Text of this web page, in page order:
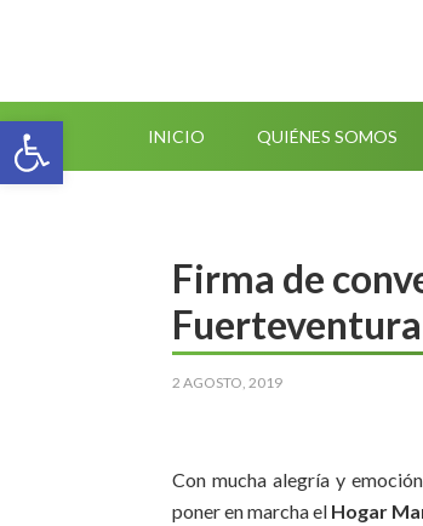
Abrir barra de herramientas
INICIO QUIÉNES SOMOS
Firma de
Fuerteventura
2 AGOSTO, 2019
Con mucha alegría y
poner en marcha el Hogar